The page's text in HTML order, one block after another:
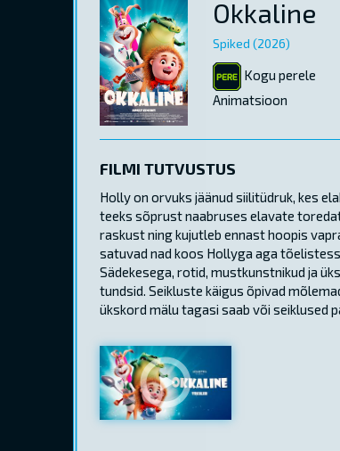
Okkaline
Spiked (2026)
Kogu perele
Animatsioon
FILMI TUTVUSTUS
Holly on orvuks jäänud siilitüdruk, kes
teeks sõprust naabruses elavate
raskust ning kujutleb ennast hoopis
satuvad nad koos Hollyga aga
Sädekesega, rotid, mustkunstnikud ja
tundsid. Seikluste käigus õpivad
ükskord mälu tagasi saab või seiklused